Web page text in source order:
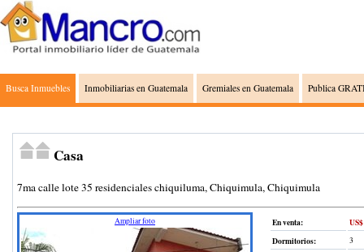
Busca Inmuebles Inmobiliarias en Guatemala Gremiales en Guatemala Publica
Casa
7ma calle lote 35 residenciales chiquiluma, Chiquimula, Chiquimula
Ampliar foto En venta:
Dormitorios:
3